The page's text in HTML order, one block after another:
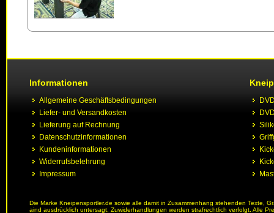
Informationen
Allgemeine Geschäftsbedingungen
Liefer- und Versandkosten
Lieferung auf Rechnung
Datenschutzinformationen
Kundeninformationen
Widerrufsbelehrung
Impressum
Die Marke Kneipensportler.de sowie alle damit in Zusammenhang stehenden Texte,
aind ausdrücklich untersagt. Zuwiderhandlungen werden strafrechtlich verfolgt. Alle